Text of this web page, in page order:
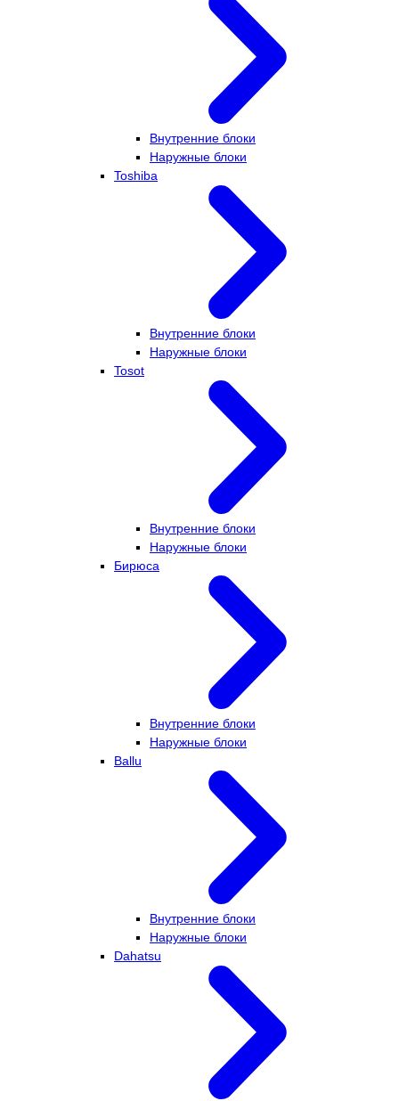
Внутренние блоки
Наружные блоки
Toshiba
Внутренние блоки
Наружные блоки
Tosot
Внутренние блоки
Наружные блоки
Бирюса
Внутренние блоки
Наружные блоки
Ballu
Внутренние блоки
Наружные блоки
Dahatsu